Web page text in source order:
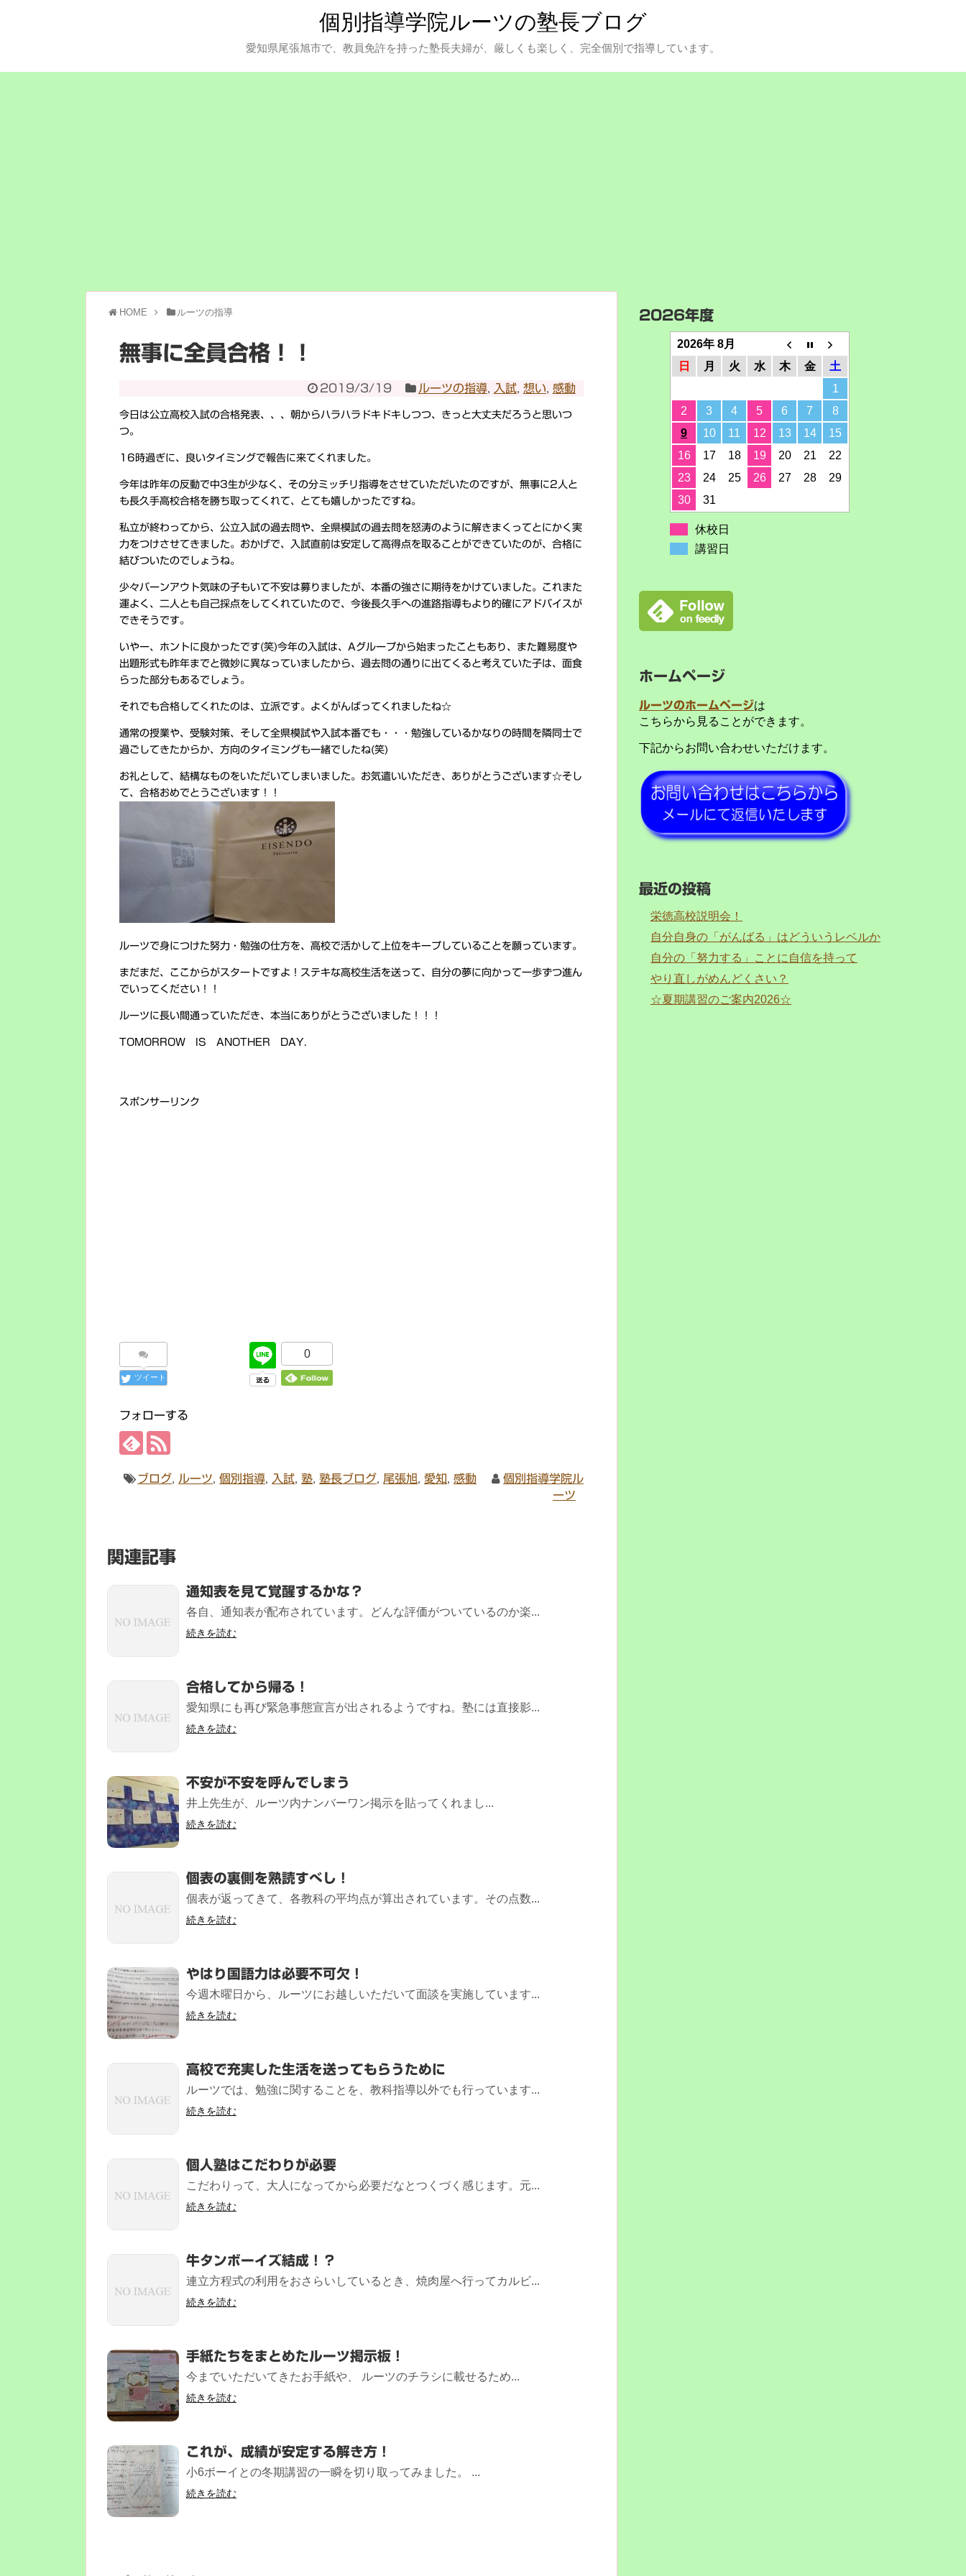
個別指導学院ルーツの塾長ブログ
愛知県尾張旭市で、教員免許を持った塾長夫婦が、厳しくも楽しく、完全個別で指導しています。
HOME ルーツの指導
無事に全員合格！！
2019/3/19 ルーツの指導, 入試, 想い 感動
今日は公立高校入試の合格発表、、、朝からハラハラドキドキしつつ、きっと大丈夫だろうと思いつ
つ。
16時過ぎに、良いタイミングで報告に来てくれました。
今年は昨年の反動で中3生が少なく、その分ミッチリ指導をさせていただいたのですが、無事に2人と
も長久手高校合格を勝ち取ってくれて、とても嬉しかったですね。
私立が終わってから、公立入試の過去問や、全県模試の過去問を怒涛のように解きまくってとにかく実
力をつけさせてきました。おかげで、入試直前は安定して高得点を取ることができていたのが、合格に
結びついたのでしょうね。
少々バーンアウト気味の子もいて不安は募りましたが、本番の強さに期待をかけていました。これまた
運よく、二人とも自己採点をしてくれていたので、今後長久手への進路指導もより的確にアドバイスが
できそうです。
いやー、ホントに良かったです(笑)今年の入試は、Aグループから始まったこともあり、また難易度や
出題形式も昨年までと微妙に異なっていましたから、過去問の通りに出てくると考えていた子は、面食
らった部分もあるでしょう。
それでも合格してくれたのは、立派です。よくがんばってくれましたね☆
通常の授業や、受験対策、そして全県模試や入試本番でも・・・勉強しているかなりの時間を隣同士で
過ごしてきたからか、方向のタイミングも一緒でしたね(笑)
お礼として、結構なものをいただいてしまいました。お気遣いいただき、ありがとうございます☆そし
て、合格おめでとうございます！！
ルーツで身につけた努力・勉強の仕方を、高校で活かして上位をキープしていることを願っています。
まだまだ、ここからがスタートですよ！ステキな高校生活を送って、自分の夢に向かって一歩ずつ進ん
でいってください！！
ルーツに長い間通っていただき、本当にありがとうございました！！！
TOMORROW IS ANOTHER DAY.
スポンサーリンク
ツイート
0
フォローする
ブログ ルーツ ,個別指導 入試 ,塾 ,塾長ブログ 尾張旭 愛知 ,感動
個別指導学院ル
ーツ
関連記事
通知表を見て覚醒するかな？
各自、通知表が配布されています。どんな評価がついているのか楽...
続きを読む
合格してから帰る！
愛知県にも再び緊急事態宣言が出されるようですね。塾には直接影...
続きを読む
不安が不安を呼んでしまう
井上先生が、ルーツ内ナンバーワン掲示を貼ってくれまし...
続きを読む
個表の裏側を熟読すべし！
個表が返ってきて、各教科の平均点が算出されています。その点数...
続きを読む
やはり国語力は必要不可欠！
今週木曜日から、ルーツにお越しいただいて面談を実施しています...
続きを読む
高校で充実した生活を送ってもらうために
ルーツでは、勉強に関することを、教科指導以外でも行っています...
続きを読む
個人塾はこだわりが必要
こだわりって、大人になってから必要だなとつくづく感じます。元...
続きを読む
牛タンボーイズ結成！？
連立方程式の利用をおさらいしているとき、焼肉屋へ行ってカルビ...
続きを読む
手紙たちをまとめたルーツ掲示板！
今までいただいてきたお手紙や、 ルーツのチラシに載せるため...
続きを読む
これが、成績が安定する解き方！
小6ボーイとの冬期講習の一瞬を切り取ってみました。 ...
続きを読む
2026年度
2026年 8月
日
月 火 水 木 金
土
1
2
3 4 5 6 7
8
9
10 11 12 13 14
15
16
17 18 19 20 21
22
23
24 25 26 27 28
29
30
31
休校日
講習日
ホームページ
ルーツのホームページは
こちらから見ることができます。
下記からお問い合わせいただけます。
最近の投稿
栄徳高校説明会！
自分自身の「がんばる」はどういうレベルか
自分の「努力する」ことに自信を持って
やり直しがめんどくさい？
☆夏期講習のご案内2026☆